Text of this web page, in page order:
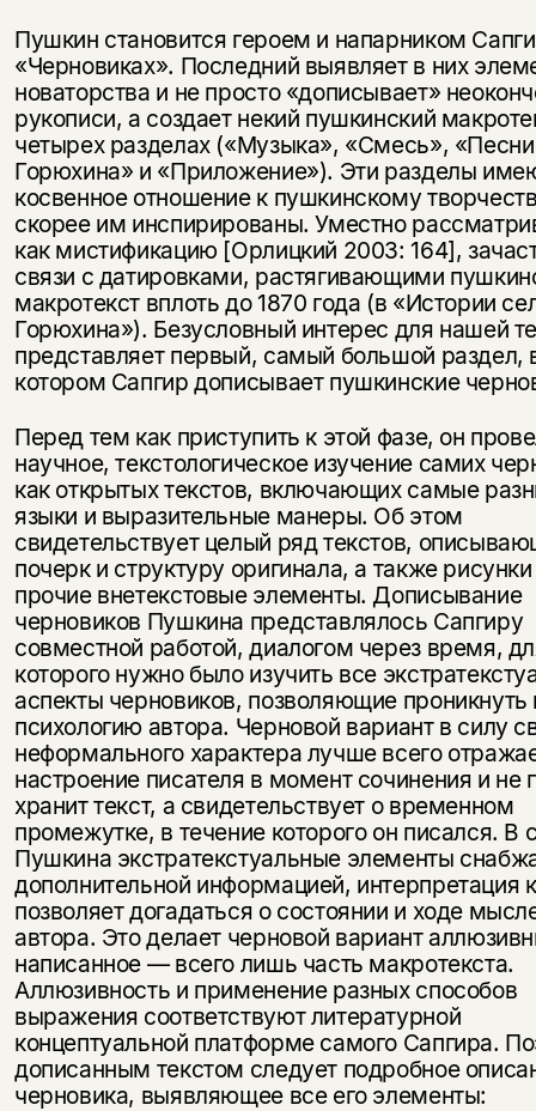
Пушкин становится героем и напарником
«Черновиках». Последний выявляет в них
новаторства и не просто «дописывает»
рукописи, а создает некий пушкинский
четырех разделах («Музыка», «Смесь»,
Горюхина» и «Приложение»). Эти разделы
косвенное отношение к пушкинскому
скорее им инспирированы. Уместно
как мистификацию [Орлицкий 2003: 164],
связи с датировками, растягивающими
макротекст вплоть до 1870 года (в «Истории
Горюхина»). Безусловный интерес для нашей
представляет первый, самый большой раздел,
котором Сапгир дописывает пушкинские
Перед тем как приступить к этой фазе, он
научное, текстологическое изучение самих
как открытых текстов, включающих самые
языки и выразительные манеры. Об этом
свидетельствует целый ряд текстов,
почерк и структуру оригинала, а также
прочие внетекстовые элементы. Дописывание
черновиков Пушкина представлялось Сапгиру
совместной работой, диалогом через время,
которого нужно было изучить все
аспекты черновиков, позволяющие
психологию автора. Черновой вариант в силу
неформального характера лучше всего
настроение писателя в момент сочинения и не
хранит текст, а свидетельствует о временном
промежутке, в течение которого он писался. В
Пушкина экстратекстуальные элементы
дополнительной информацией, интерпретация
позволяет догадаться о состоянии и ходе
автора. Это делает черновой вариант
написанное — всего лишь часть макротекста.
Аллюзивность и применение разных способов
выражения соответствуют литературной
концептуальной платформе самого Сапгира.
дописанным текстом следует подробное
черновика, выявляющее все его элементы: